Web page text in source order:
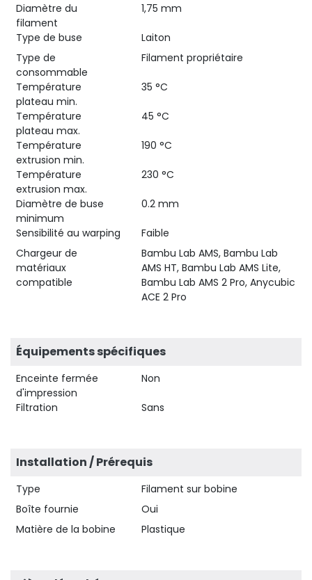
Diamètre du
filament
1,75 mm
Type de buse
Laiton
Type de
consommable
Filament propriétaire
Température
plateau min.
35 °C
Température
plateau max.
45 °C
Température
extrusion min.
190 °C
Température
extrusion max.
230 °C
Diamètre de buse
minimum
0.2 mm
Sensibilité au warping
Faible
Chargeur de
matériaux
compatible
Bambu Lab AMS, Bambu Lab
AMS HT, Bambu Lab AMS Lite,
Bambu Lab AMS 2 Pro, Anycubic
ACE 2 Pro
Équipements spécifiques
Enceinte fermée
d'impression
Non
Filtration Sans
Installation / Prérequis
Type
Filament sur bobine
Boîte fournie
Oui
Matière de la bobine
Plastique